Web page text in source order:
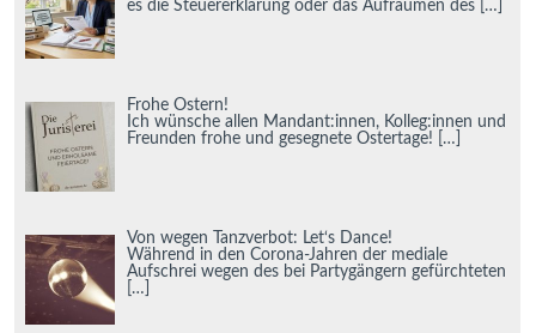
es die Steuererklärung oder das Aufräumen des […]
Frohe Ostern!
Ich wünsche allen Mandant:innen, Kolleg:innen und
Freunden frohe und gesegnete Ostertage! […]
Von wegen Tanzverbot: Let‘s Dance!
Während in den Corona-Jahren der mediale
Aufschrei wegen des bei Partygängern gefürchteten
[…]